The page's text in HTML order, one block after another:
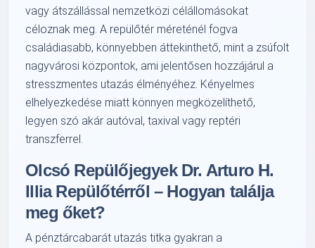
vagy átszállással nemzetközi célállomásokat
céloznak meg. A repülőtér méreténél fogva
családiasabb, könnyebben áttekinthető, mint a zsúfolt
nagyvárosi központok, ami jelentősen hozzájárul a
stresszmentes utazás élményéhez. Kényelmes
elhelyezkedése miatt könnyen megközelíthető,
legyen szó akár autóval, taxival vagy reptéri
transzferrel.
Olcsó Repülőjegyek Dr. Arturo H.
Illia Repülőtérről – Hogyan találja
meg őket?
A pénztárcabarát utazás titka gyakran a